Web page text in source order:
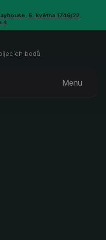
5. května 1746/22,
4
bodů
Menu